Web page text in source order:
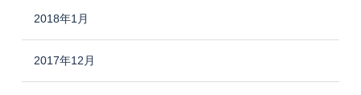
2018年1月
2017年12月